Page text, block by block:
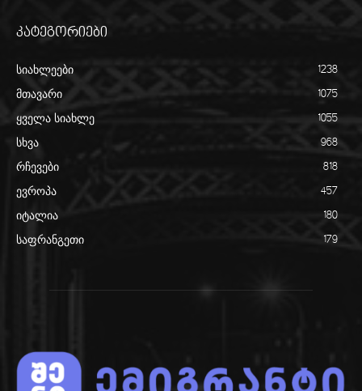
კატეგორიები
სიახლეები 1238
მთავარი 1075
ყველა სიახლე 1055
სხვა 968
რჩევები 818
ევროპა 457
იტალია 180
საფრანგეთი 179